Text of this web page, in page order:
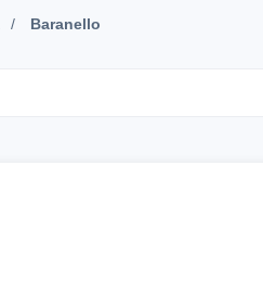
Baranello